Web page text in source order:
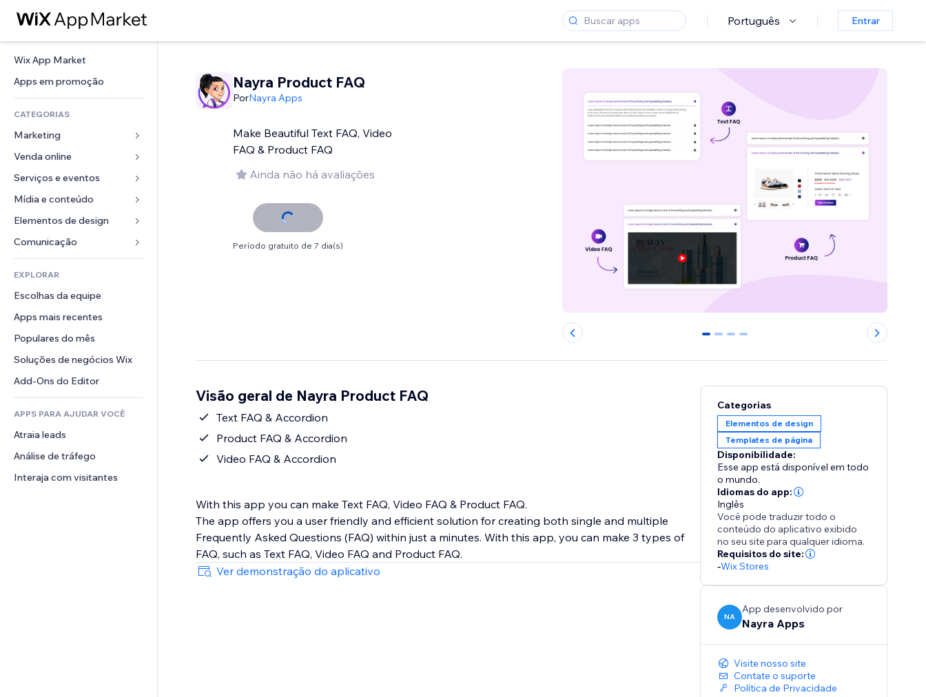
Português Entrar
Wix App Market
Apps em promoção
CATEGORIAS
Marketing
Anúncios
Mobile
Análises
Listas do site
Email
Venda online
Apps para lojas
Frete e entrega
Botões de venda
Contabilidade
Cupons e fidelidade
Soluções de armazenamento
Serviços e eventos
Hotéis
Eventos
Restaurantes
Imobiliária
Meus agendamentos
Mídia e conteúdo
Galeria
Músicas
Podcasts
Fotografia
Vídeo
PDF
Compartilhamento de arquivos
Notícias
Elementos de design
Mapas e navegação
Privacidade e segurança
Relógio
Templates de página
Efeitos de imagem
Botões e menus
Banners e selos
Calculadoras
Busca
Previsão do tempo
Tabelas e gráficos
Formulários
Enquetes
Chat
Comentários
Telefone
Comunidade
Avaliações e depoimentos
CRM
EXPLORAR
Escolhas da equipe
Apps mais recentes
Populares do mês
Soluções de negócios Wix
Add-Ons do Editor
APPS PARA AJUDAR VOCÊ
Atraia leads
Análise de tráfego
Interaja com visitantes
Nayra Product FAQ
PorNayra Apps
Make Beautiful Text FAQ, Video
FAQ & Product FAQ
Ainda não há avaliações
Período gratuito de 7 dia(s)
0 1 2 3
Visão geral de Nayra Product FAQ
Text FAQ & Accordion
Product FAQ & Accordion
Video FAQ & Accordion
With this app you can make Text FAQ, Video FAQ & Product FAQ.
The app offers you a user friendly and efficient solution for creating both single and multiple
Frequently Asked Questions (FAQ) within just a minutes. With this app, you can make 3 types of
FAQ, such as Text FAQ, Video FAQ and Product FAQ.
Ver demonstração do aplicativo
Categorias
Elementos de design
Templates de página
Disponibilidade:
Esse app está disponível em todo
o mundo.
Idiomas do app:
Inglês
Você pode traduzir todo o
conteúdo do aplicativo exibido
no seu site para qualquer idioma.
Requisitos do site:
-Wix Stores
NA
App desenvolvido por
Nayra Apps
Visite nosso site
Contate o suporte
Política de Privacidade